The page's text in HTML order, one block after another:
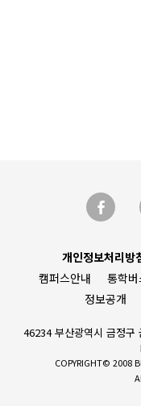
개인정보처리방
캠퍼스안내
통학버
정보공개
46234 부산광역시 금정구
COPYRIGHT© 2008